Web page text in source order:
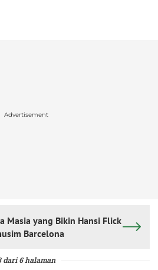
Advertisement
Masia yang Bikin Hansi Flick
Barcelona
dari 6 halaman